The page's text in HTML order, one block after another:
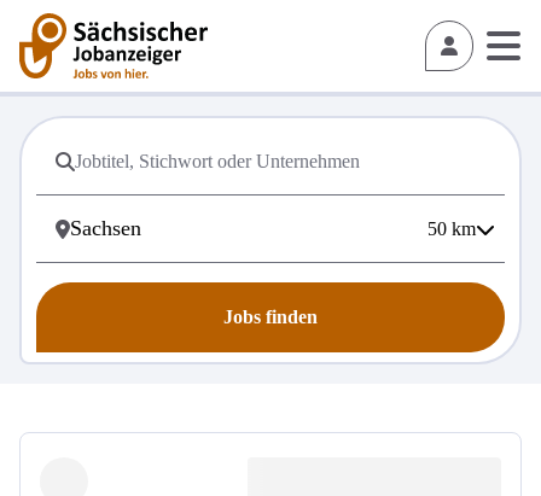
50 km
Jobs finden